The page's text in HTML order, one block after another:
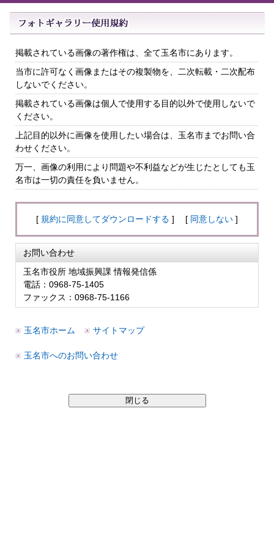
掲載されている画像の著作権は、全て玉名市にあります。
当市に許可なく画像またはその複製物を、二次転載・二次配布
しないでください。
掲載されている画像は個人で使用する目的以外で使用しないで
ください。
上記目的以外に画像を使用したい場合は、玉名市までお問い合
わせください。
万一、画像の利用により問題や不利益などが生じたとしても玉
名市は一切の責任を負いません。
[ 規約に同意してダウンロードする ] [ 同意しない ]
お問い合わせ
玉名市役所 地域振興課 情報発信係
電話：0968-75-1405
ファックス：0968-75-1166
玉名市ホーム サイトマップ
玉名市へのお問い合わせ